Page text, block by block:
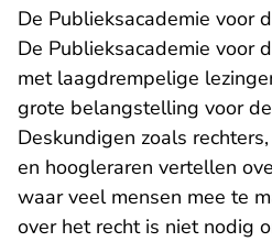
De Publieksacademie voor
De Publieksacademie voor
met laagdrempelige
grote belangstelling voor
Deskundigen zoals
en hoogleraren vertellen
waar veel mensen mee te
over het recht is niet nodig